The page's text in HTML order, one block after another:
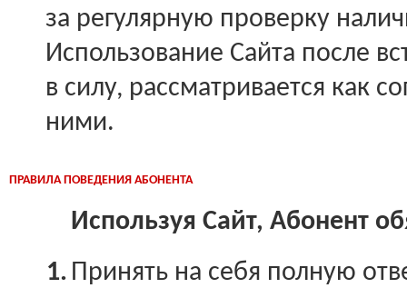
за регулярную проверку
Использование Сайта после
в силу, рассматривается как
ними.
ПРАВИЛА ПОВЕДЕНИЯ АБОНЕНТА
Используя Сайт, Абонент
1. Принять на себя полную